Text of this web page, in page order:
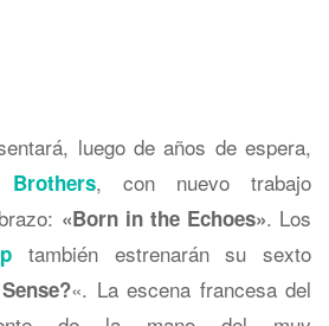
luego de años de espera,
, con nuevo trabajo
«Born in the Echoes». Los
también estrenarán su sexto
«. La escena francesa del